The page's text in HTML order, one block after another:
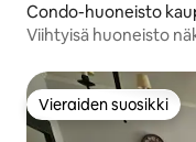
Condo-huoneisto
Viihtyisä huoneisto
Vieraiden suosikki
Vieraiden suosikki